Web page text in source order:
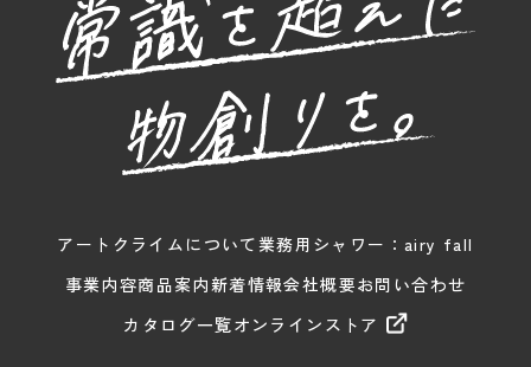
アートクライムについて業務用シャワー：airy fall
事業内容商品案内新着情報会社概要お問い合わせ
カタログ一覧オンラインストア